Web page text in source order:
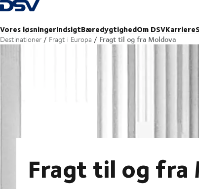
Tilbage til forsiden
Vores løsningerIndsigtBæredygtighedOm DSVKarriere
Destinationer Fragt i Europa Fragt til og fra Moldova
Fragt til og fra